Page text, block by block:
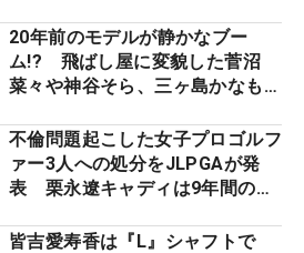
20年前のモデルが静かなブー
ム!? 飛ばし屋に変貌した菅沼
菜々や神谷そら、三ヶ島かなも使
ロたちの“飛ばしギア”】
不倫問題起こした女子プロゴルフ
ァー3人への処分をJLPGAが発
表 栗永遼キャディは9年間の立
皆吉愛寿香は『L』シャフトで